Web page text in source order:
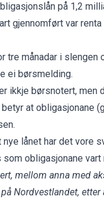
på 1,2
gjennomført var
tre månadar i slengen
ei børsmelding.
ikkje børsnotert, men
at obligasjonane
nye lånet har det vore
obligasjonane vart
mellom anna med
Nordvestlandet, etter